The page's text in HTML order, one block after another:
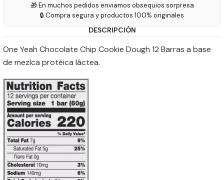
🎁 En muchos pedidos enviamos obsequios sorpresa
🔒 Compra segura y productos 100% originales
DESCRIPCIÓN
One Yeah Chocolate Chip Cookie Dough 12 Barras a base
de mezlca protéica láctea.